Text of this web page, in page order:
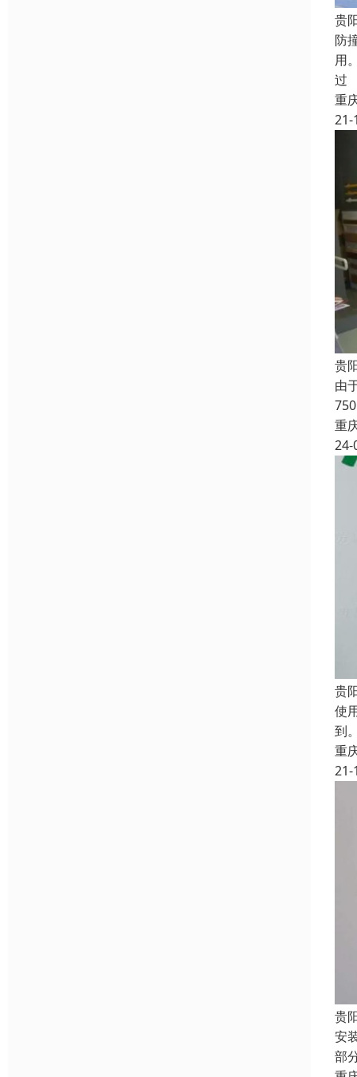
贵
防
用
过
重
21-
贵
由
重
24-
贵
使
到
重
21-
贵
安
部